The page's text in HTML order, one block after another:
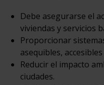
Debe asegurarse el
viviendas y servicios
Proporcionar
asequibles,
Reducir el impacto
ciudades.